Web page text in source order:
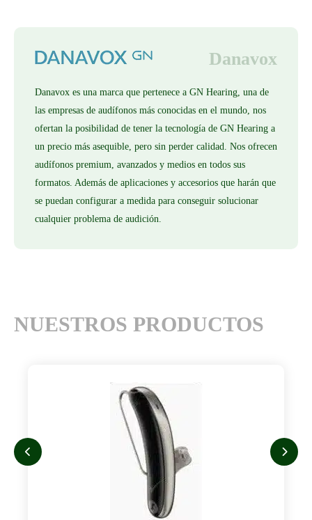
Danavox
Danavox es una marca que pertenece a GN Hearing, una de
las empresas de audífonos más conocidas en el mundo, nos
ofertan la posibilidad de tener la tecnología de GN Hearing a
un precio más asequible, pero sin perder calidad. Nos ofrecen
audífonos premium, avanzados y medios en todos sus
formatos. Además de aplicaciones y accesorios que harán que
se puedan configurar a medida para conseguir solucionar
cualquier problema de audición.
NUESTROS PRODUCTOS